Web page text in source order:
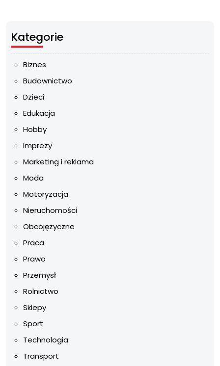
Kategorie
Biznes
Budownictwo
Dzieci
Edukacja
Hobby
Imprezy
Marketing i reklama
Moda
Motoryzacja
Nieruchomości
Obcojęzyczne
Praca
Prawo
Przemysł
Rolnictwo
Sklepy
Sport
Technologia
Transport